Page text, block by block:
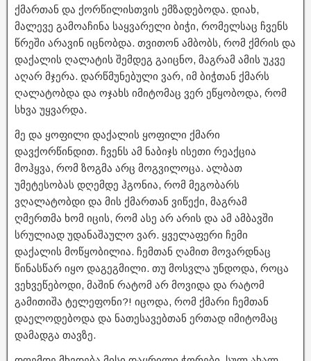
ქმართან და ქორწილისთვის ემზადებოდა. დიახ,
მალევე გამოაჩინა საყვარელი ბიჭი, რომელსაც ჩვენს
წრეში არავინ იცნობდა. თვითონ ამბობს, რომ ქმრის და
დაქალის ღალატის შემდეგ გაიცნო, მაგრამ ამის უკვე
აღარ მჯერა. დარწმუნებული ვარ, იმ ბიჭთან ქმარს
ღალატობდა და ოჯახს იმიტომაც ვერ ეწყობოდა, რომ
სხვა უყვარდა.
მე და ყოფილი დაქალის ყოფილი ქმარი
დავქორწინდით. ჩვენს ამ ნაბიჯს ისეთი რეაქცია
მოჰყვა, რომ ზოგმა არც მოგვილოცა. ალბათ
უმეტესობას დღემდე ჰგონია, რომ მეგობარს
ვღალატობდი და მის ქმართან ვიწექი, მაგრამ
ღმერთმა ხომ იცის, რომ ასე არ არის და ამ ამბავში
სრულიად უდანაშაულო ვარ. ყველაფერი ჩემი
დაქალის მოწყობილია. ჩემთან ღამით მოვარდნაც
წინასწარ იყო დაგეგმილი. თუ მოსვლა უნდოდა, როცა
ვეხვეწებოდი, მაშინ რატომ არ მოვიდა და რატომ
გამითიშა ტელეფონი?! იცოდა, რომ ქმარი ჩემთან
დაელოდებოდა და ნათესავებთან ერთად იმიტომაც
დამადგა თავზე.